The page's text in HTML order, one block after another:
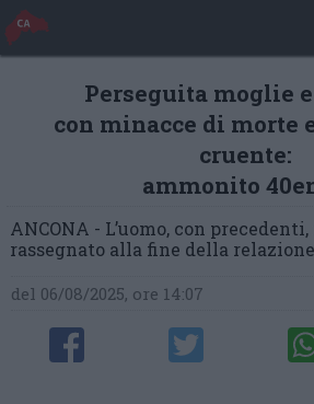
Perseguita moglie
con minacce di morte
cruente:
ammonito
ANCONA - L’uomo, con
rassegnato alla fine della relazione
del 06/08/2025, ore 14:07